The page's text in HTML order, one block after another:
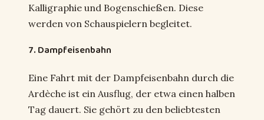
Kalligraphie und Bogenschießen. Diese
werden von Schauspielern begleitet.
7. Dampfeisenbahn
Eine Fahrt mit der Dampfeisenbahn durch die
Ardèche ist ein Ausflug, der etwa einen halben
Tag dauert. Sie gehört zu den beliebtesten